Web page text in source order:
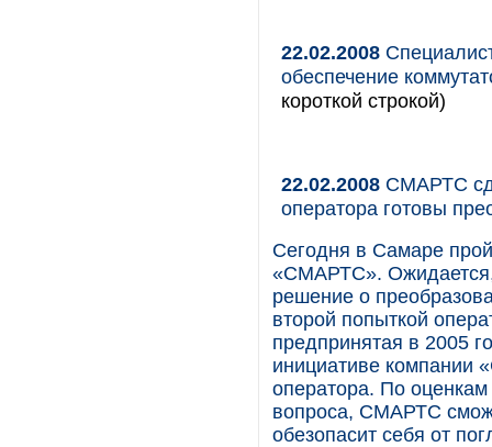
22.02.2008
обеспечение
короткой строкой)
22.02.2008 СМАРТС
оператора готовы
Cегодня в Cамаре
«СМАРТС». Ожидается,
решение о
второй попыткой
предпринятая в 2005
инициативе компании
оператора. По
вопроса, СМАРТС
обезопасит себя от